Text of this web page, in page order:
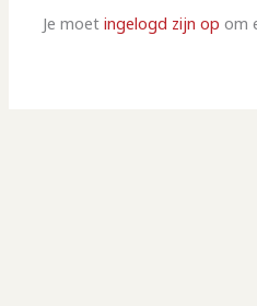
Je moetingelogd zijn op om